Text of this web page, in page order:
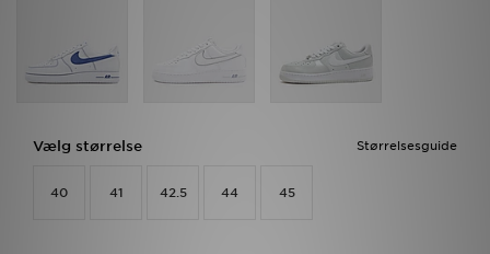
Størrelsesguide
Vælg størrelse
40 41 42.5 44 45
Hjælp & information
JD Blog